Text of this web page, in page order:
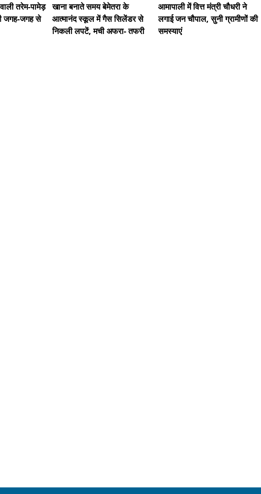
तरेम-पामेड़
जगह-जगह से
खाना बनाते समय बेमेतरा के
आत्मानंद स्कूल में गैस सिलेंडर से
निकली लपटें, मची अफरा- तफरी
आमापाली में वित्त मंत्री चौधरी ने
लगाई जन चौपाल, सुनी ग्रामीणों की
समस्याएं